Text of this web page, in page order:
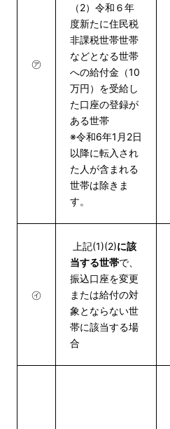
㋐
（2）令和６年
度新たに住民税
非課税世帯世帯
などとなる世帯
への給付金（10
万円）を受給し
た口座の登録が
ある世帯
※令和6年1月2日
以降に転入され
た人が含まれる
世帯は除きま
す。
㋑
上記(1)(2)に該
当する世帯で、
振込口座を変更
または給付の対
象とならない世
帯に該当する場
合